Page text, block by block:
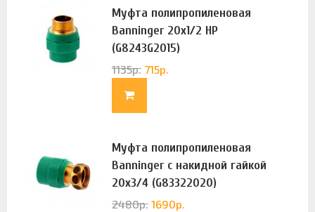
Муфта полипропиленовая
Banninger 20х1/2 НР
(G8243G2015)
1135р. 715р.
Муфта полипропиленовая
Banninger с накидной гайкой
20х3/4 (G83322020)
2480р. 1690р.